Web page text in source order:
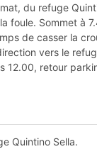
du refuge
foule. Sommet à
de casser la
vers le
12.00, retour
Quintino Sella.